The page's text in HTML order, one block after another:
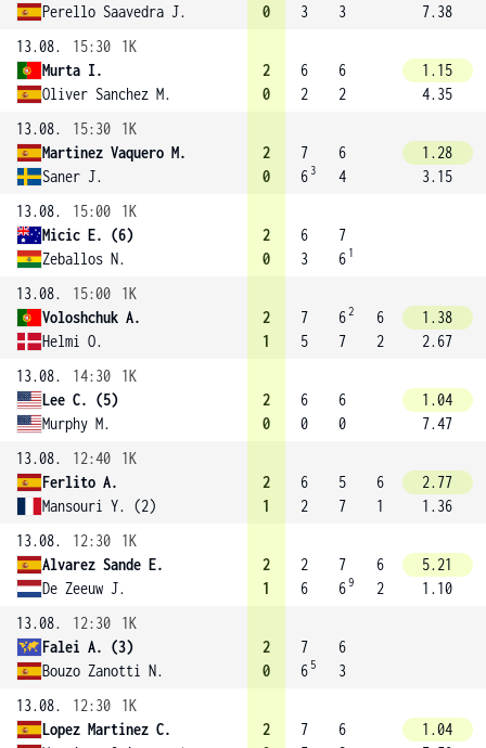
Perello Saavedra J.
0
3
3
7.38
13.08.
15:30
1K
Murta I.
Oliver Sanchez M.
2
0
6
2
6
2
1.15
4.35
13.08.
15:30
1K
Martinez Vaquero M.
Saner J.
2
0
7
6 3
6
4
1.28
3.15
13.08.
15:00
1K
Micic E. (6)
Zeballos N.
2
0
6
3
7
6 1
13.08. 15:00
1K
Voloshchuk A.
Helmi O.
2
1
7
5
62
7
6
2
1.38
2.67
13.08.
14:30
1K
Lee C. (5)
Murphy M.
2
0
6
0
6
0
1.04
7.47
13.08.
12:40
1K
Ferlito A.
Mansouri Y. (2)
2
1
6
2
5
7
6
1
2.77
1.36
13.08.
12:30
1K
Alvarez Sande E.
De Zeeuw J.
2
1
2
6
7
69
6
2
5.21
1.10
13.08.
12:30
1K
Falei A. (3)
Bouzo Zanotti N.
2
0
7
6 5
6
3
13.08.
12:30
1K
Lopez Martinez C.
2
7
6
1.04